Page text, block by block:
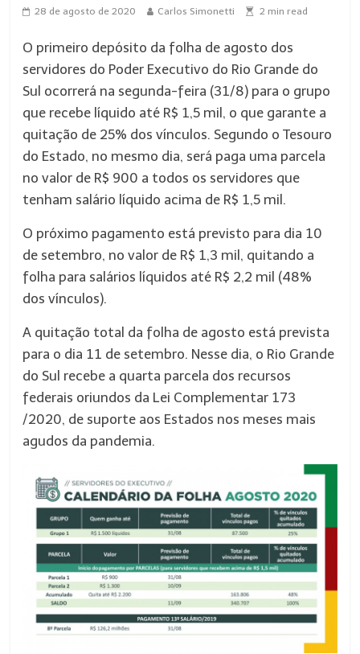
28 de agosto de 2020 Carlos Simonetti 2 min read
O primeiro depósito da folha de agosto dos
servidores do Poder Executivo do Rio Grande do
Sul ocorrerá na segunda-feira (31/8) para o grupo
que recebe líquido até R$ 1,5 mil, o que garante a
quitação de 25% dos vínculos. Segundo o Tesouro
do Estado, no mesmo dia, será paga uma parcela
no valor de R$ 900 a todos os servidores que
tenham salário líquido acima de R$ 1,5 mil.
O próximo pagamento está previsto para dia 10
de setembro, no valor de R$ 1,3 mil, quitando a
folha para salários líquidos até R$ 2,2 mil (48%
dos vínculos).
A quitação total da folha de agosto está prevista
para o dia 11 de setembro. Nesse dia, o Rio Grande
do Sul recebe a quarta parcela dos recursos
federais oriundos da Lei Complementar 173
/2020, de suporte aos Estados nos meses mais
agudos da pandemia.